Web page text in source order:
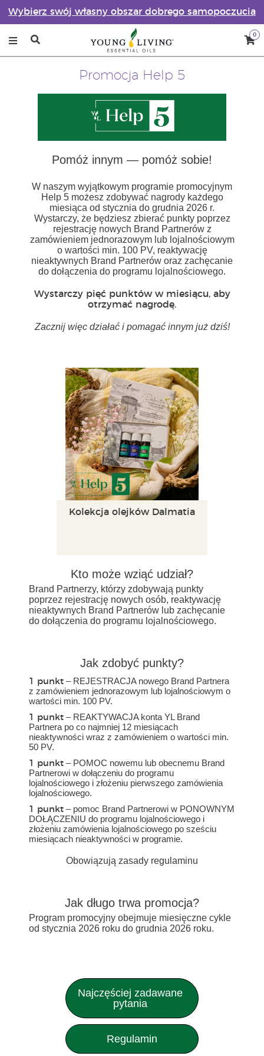
Wybierz swój własny obszar dobrego samopoczucia
0
Promocja Help 5
Pomóż innym — pomóż sobie!
W naszym wyjątkowym programie promocyjnym
Help 5 możesz zdobywać nagrody każdego
miesiąca od stycznia do grudnia 2026 r.
Wystarczy, że będziesz zbierać punkty poprzez
rejestrację nowych Brand Partnerów z
zamówieniem jednorazowym lub lojalnościowym
o wartości min. 100 PV, reaktywację
nieaktywnych Brand Partnerów oraz zachęcanie
do dołączenia do programu lojalnościowego.
Wystarczy pięć punktów w miesiącu, aby
otrzymać nagrodę.
Zacznij więc działać i pomagać innym już dziś!
Kolekcja olejków Dalmatia
Kto może wziąć udział?
Brand Partnerzy, którzy zdobywają punkty
poprzez rejestrację nowych osób, reaktywację
nieaktywnych Brand Partnerów lub zachęcanie
do dołączenia do programu lojalnościowego.
Jak zdobyć punkty?
1 punkt – REJESTRACJA nowego Brand Partnera
z zamówieniem jednorazowym lub lojalnościowym o
wartości min. 100 PV.
1 punkt – REAKTYWACJA konta YL Brand
Partnera po co najmniej 12 miesiącach
nieaktywności wraz z zamówieniem o wartości min.
50 PV.
1 punkt – POMOC nowemu lub obecnemu Brand
Partnerowi w dołączeniu do programu
lojalnościowego i złożeniu pierwszego zamówienia
lojalnościowego.
1 punkt – pomoc Brand Partnerowi w PONOWNYM
DOŁĄCZENIU do programu lojalnościowego i
złożeniu zamówienia lojalnościowego po sześciu
miesiącach nieaktywności w programie.
Obowiązują zasady regulaminu
Jak długo trwa promocja?
Program promocyjny obejmuje miesięczne cykle
od stycznia 2026 roku do grudnia 2026 roku.
Najczęściej zadawane
pytania
Kto może wziąć udział w programie
promocyjnym?
Regulamin